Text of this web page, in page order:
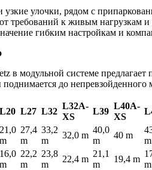
узкие улочки, рядом с
требований к живым нагрузкам
гибким настройкам и
в модульной системе
поднимается до
L20 L27 L32
L32A-
XS
L39
L40A-
XS
21,0
m
27,4
m
33,2
m
32,0 m
40,0
m
40 m
m
16,0
m
22,2
m
23,8
m
22,4 m
21,1
m
19,4 m
m